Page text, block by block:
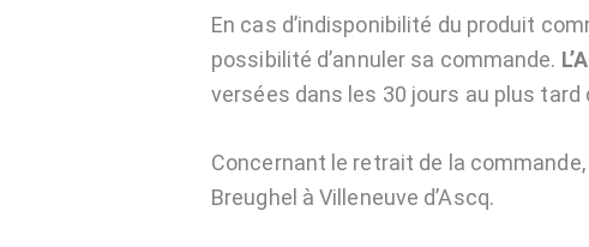
En cas d’indisponibilité du produit
possibilité d’annuler sa commande.
versées dans les 30 jours au plus tard
Concernant le retrait de la
Breughel à Villeneuve d’Ascq.